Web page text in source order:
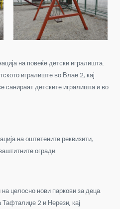
на повеќе детски игралишта.
игралиште во Влае 2, кај
санираат детските игралишта и во
на оштетените реквизити,
огради.
целосно нови паркови за деца.
2 и Нерези, кај